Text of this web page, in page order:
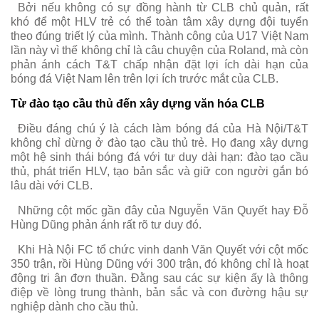
Bởi nếu không có sự đồng hành từ CLB chủ quản, rất
khó để một HLV trẻ có thể toàn tâm xây dựng đội tuyển
theo đúng triết lý của mình. Thành công của U17 Việt Nam
lần này vì thế không chỉ là câu chuyện của Roland, mà còn
phản ánh cách T&T chấp nhận đặt lợi ích dài hạn của
bóng đá Việt Nam lên trên lợi ích trước mắt của CLB.
Từ đào tạo cầu thủ đến xây dựng văn hóa CLB
Điều đáng chú ý là cách làm bóng đá của Hà Nội/T&T
không chỉ dừng ở đào tạo cầu thủ trẻ. Họ đang xây dựng
một hệ sinh thái bóng đá với tư duy dài hạn: đào tạo cầu
thủ, phát triển HLV, tạo bản sắc và giữ con người gắn bó
lâu dài với CLB.
Những cột mốc gần đây của Nguyễn Văn Quyết hay Đỗ
Hùng Dũng phản ánh rất rõ tư duy đó.
Khi Hà Nội FC tổ chức vinh danh Văn Quyết với cột mốc
350 trận, rồi Hùng Dũng với 300 trận, đó không chỉ là hoạt
động tri ân đơn thuần. Đằng sau các sự kiện ấy là thông
điệp về lòng trung thành, bản sắc và con đường hậu sự
nghiệp dành cho cầu thủ.